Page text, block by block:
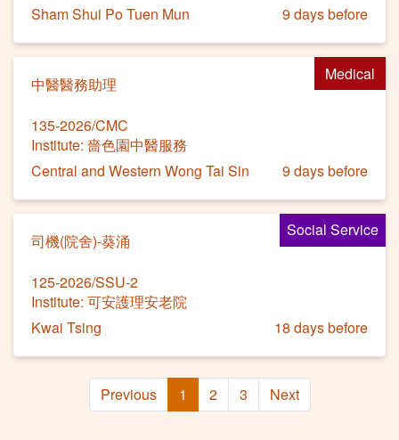
Sham Shui Po Tuen Mun
9 days before
Medical
中醫醫務助理
135-2026/CMC
Institute: 嗇色園中醫服務
Central and Western Wong Tai Sin
9 days before
Social Service
司機(院舍)-葵涌
125-2026/SSU-2
Institute: 可安護理安老院
Kwai Tsing
18 days before
Previous 1 2 3 Next